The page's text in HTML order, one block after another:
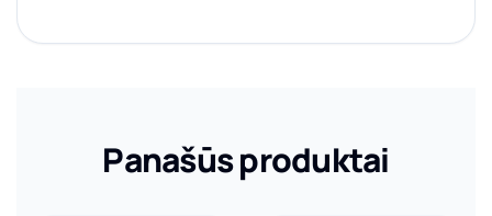
Panašūs produktai